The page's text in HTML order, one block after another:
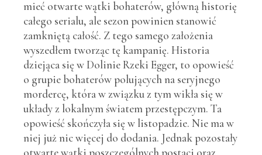
mieć otwarte wątki bohaterów, główną historię
całego serialu, ale sezon powinien stanowić
zamkniętą całość. Z tego samego założenia
wyszedłem tworząc tę kampanię. Historia
dziejąca się w Dolinie Rzeki Egger, to opowieść
o grupie bohaterów polujących na seryjnego
mordercę, która w związku z tym wikła się w
układy z lokalnym światem przestępczym. Ta
opowieść skończyła się w listopadzie. Nie ma w
niej już nic więcej do dodania. Jednak pozostały
otwarte wątki poszczególnych postaci oraz